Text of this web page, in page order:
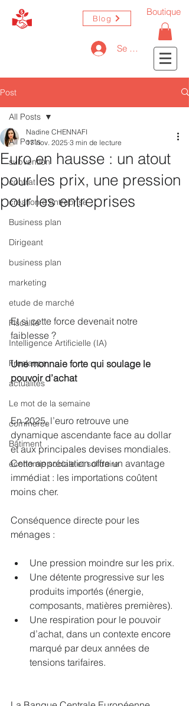
Blog
Se connecter
Boutique
Post
All Posts
subvention
contrat
création d'entreprise
Business plan
Dirigeant
business plan
marketing
etude de marché
Fiscalité
Intelligence Artificielle (IA)
Freelance
actualités
Le mot de la semaine
commerce
Bâtiment
économie sociale et solidaire
All Posts
Euro en hausse : un atout
pour les prix, une pression
pour les entreprises
Nadine CHENNAFI
17 nov. 2025 3 min de lecture
Et si cette force devenait notre
faiblesse ?
Une monnaie forte qui soulage le
pouvoir d’achat
En 2025, l’euro retrouve une
dynamique ascendante face au dollar
et aux principales devises mondiales.
Cette appréciation offre un avantage
immédiat : les importations coûtent
moins cher.
Conséquence directe pour les
ménages :
Une pression moindre sur les prix.
Une détente progressive sur les
produits importés (énergie,
composants, matières premières).
Une respiration pour le pouvoir
d’achat, dans un contexte encore
marqué par deux années de
tensions tarifaires.